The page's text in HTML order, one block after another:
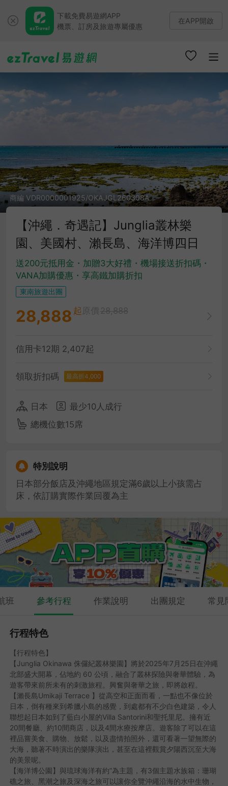
下載免費易遊網APP
機票、訂房及旅遊專屬優惠
在APP開啟
商編 VDR0000001925/OKAJGL260308A
【沖繩．奇遇記】Junglia叢林樂
園、美國村、瀨長島、海洋博四日
送200元抵用金・加贈3大好禮・機場接送折扣碼・
VANA加購優惠・享高鐵加購折扣
東南旅遊出團
28,888 起 原價28,888
信用卡12期 2,407起
領取折扣碼 最高折4,000
日本
最少10人成行
總機位數15席
特別說明
日本部分飯店及沖繩地區規定滿6歲以上小孩需占
床，依訂購實際作業回覆為主
班 參考行程 作業說明 出團規定 常見
行程特色
【行程特色】
【Junglia Okinawa 侏儸紀叢林樂園】將於2025年7月25日在沖繩
北部盛大開幕，佔地約 60 公頃，融合了叢林探險與奢華體驗，為
遊客帶來前所未有的刺激旅程。興奮與奢華之旅，即將啟程。
【瀨長島Umikaji Terrace 】從高空和正面而看，一點也不像位於
日本，倒有種來到希臘小島的感覺，到處都有不少白色建築，令人
聯想起日本如到了藍白小屋的Villa Santorini和聖托里尼。擁有近
20間餐廳、約10間商店，以及4間水療按摩店。遊客除了可以在這
裡品嘗美食、購物、放鬆，以及盡情拍照外，還可看著一望無際的
大海，聽著不時演出的樂隊演出，甚至在這裡觀賞夕陽西沉至大海
的美景呢。
【海洋博公園】與琉球海洋有約”為主題，有3個主題水族箱：珊瑚
礁之旅、黑潮之旅及深海之旅可以讓你全覽沖繩沿海的水中生物，